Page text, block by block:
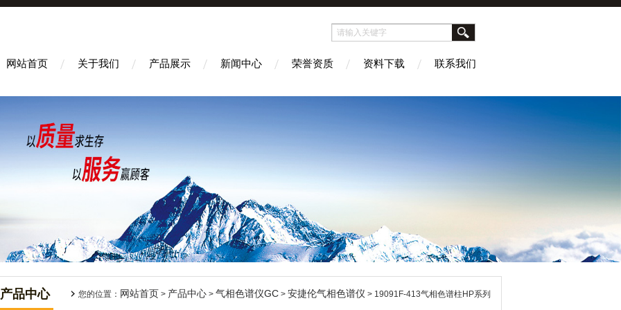
网站首页 关于我们 产品展示 新闻中心 荣誉资质 资料下载 联系我们
产品中心 您的位置： 网站首页 > 产品中心 > 气相色谱仪GC > 安捷伦气相色谱仪 > 19091F-413气相色谱柱HP系列